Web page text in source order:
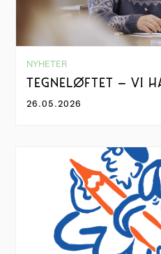
NYHETER
TEGNELØFTET – VI
26.05.2026